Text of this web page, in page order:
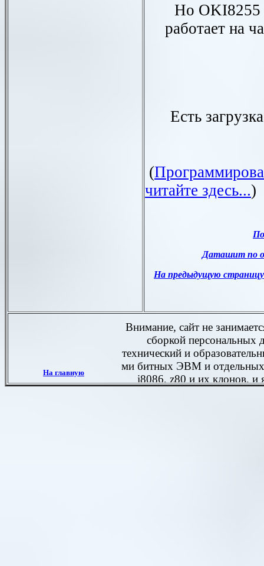
Но OKI8255
работает на
Есть
(П
читайте здесь...)
Даташит по
На предыдущую страницу